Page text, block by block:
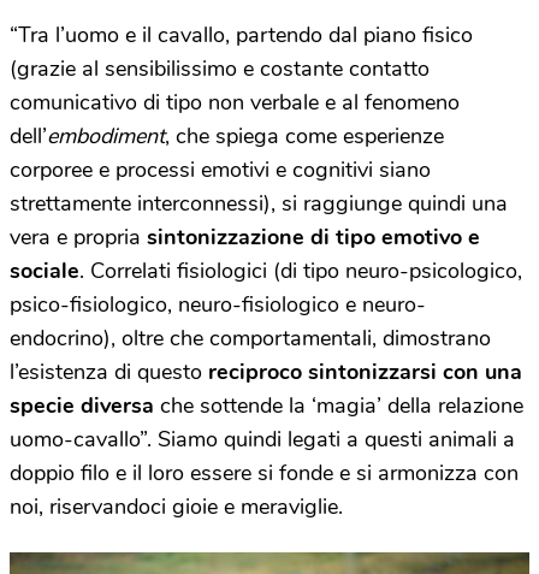
“Tra l’uomo e il cavallo, partendo dal piano fisico
(grazie al sensibilissimo e costante contatto
comunicativo di tipo non verbale e al fenomeno
dell’embodiment, che spiega come esperienze
corporee e processi emotivi e cognitivi siano
strettamente interconnessi), si raggiunge quindi una
vera e propria sintonizzazione di tipo emotivo e
sociale. Correlati fisiologici (di tipo neuro-psicologico,
psico-fisiologico, neuro-fisiologico e neuro-
endocrino), oltre che comportamentali, dimostrano
l’esistenza di questo reciproco sintonizzarsi con una
specie diversa che sottende la ‘magia’ della relazione
uomo-cavallo”. Siamo quindi legati a questi animali a
doppio filo e il loro essere si fonde e si armonizza con
noi, riservandoci gioie e meraviglie.